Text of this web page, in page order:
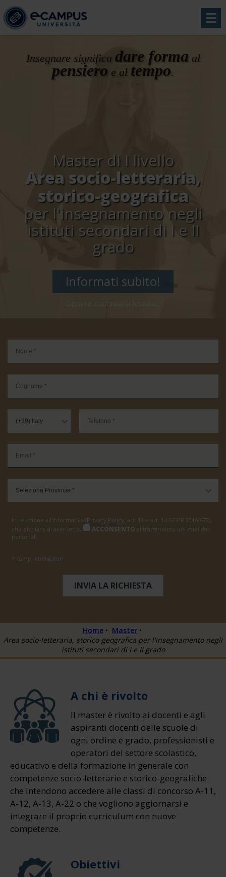
Insegnare significa dare forma al
pensiero e al tempo.
Master di I livello
Area socio-letteraria,
storico-geografica
per l'insegnamento negli
istituti secondari di I e II
grado
Informati subito!
Oppure continua la lettura...
In relazione all'informativa ( Privacy Policy, art. 13 e art. 14 GDPR 2016/679),
che dichiaro di aver letto,
ACCONSENTO al trattamento dei miei dati
personali.
* campi obbligatori
Home• Master•
Area socio-letteraria, storico-geografica per l'insegnamento negli
istituti secondari di I e II grado
A chi è rivolto
Il master è rivolto ai docenti e agli
aspiranti docenti delle scuole di
ogni ordine e grado, professionisti e
operatori del settore scolastico,
educativo e della formazione in generale con
competenze socio-letterarie e storico-geografiche
che intendono accedere alle classi di concorso A-11,
A-12, A-13, A-22 o che vogliono aggiornarsi e
integrare il proprio curriculum con nuove
competenze.
Obiettivi